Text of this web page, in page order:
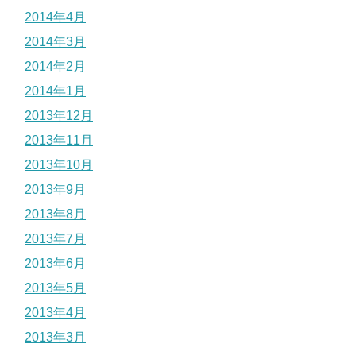
2014年4月
2014年3月
2014年2月
2014年1月
2013年12月
2013年11月
2013年10月
2013年9月
2013年8月
2013年7月
2013年6月
2013年5月
2013年4月
2013年3月